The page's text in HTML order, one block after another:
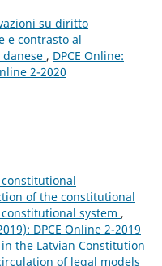
su diritto
e contrasto al
danese , DPCE Online:
2-2020
constitutional
of the constitutional
system ,
DPCE Online 2-2019
the Latvian Constitution
of legal models